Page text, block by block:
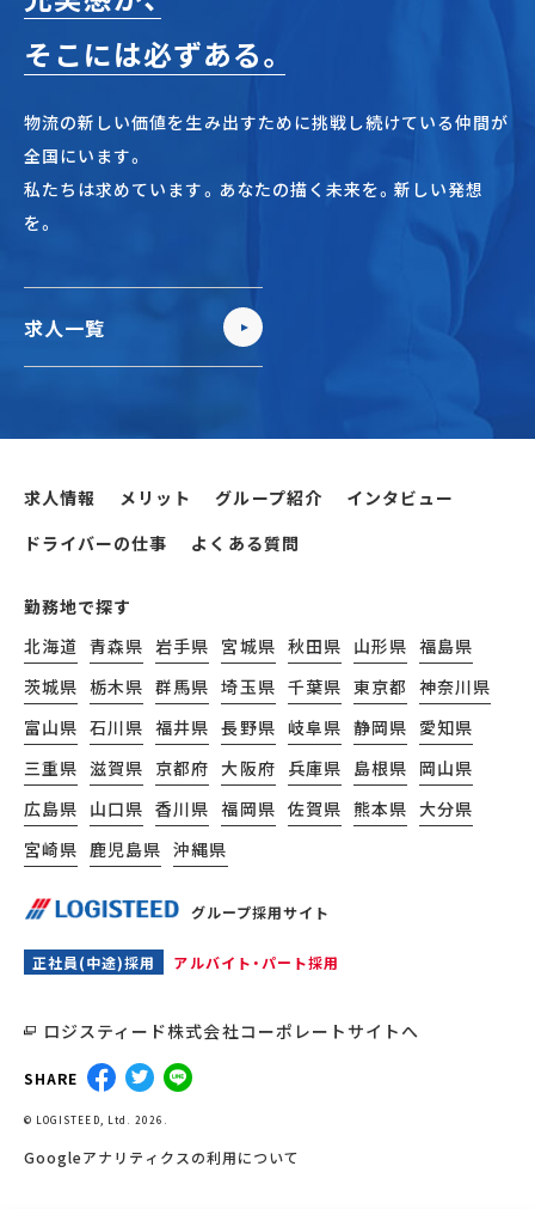
そこには必ずある。
物流の新しい価値を生み出すために挑戦し続けている仲間が
全国にいます。
私たちは求めています。あなたの描く未来を。新しい発想
を。
求人一覧
グループ採用サイト
正社員(中途)採用 アルバイト・パート採用
ロジスティード株式会社コーポレートサイトへ
SHARE
© LOGISTEED, Ltd. 2026.
Googleアナリティクスの利用について
求人情報 メリット グループ紹介
インタビュー
ドライバーの仕事
よくある質問
勤務地で探す
北海道 青森県 岩手県 宮城県 秋田県 山形県 福島県
茨城県 栃木県 群馬県 埼玉県 千葉県 東京都 神奈川県
富山県 石川県 福井県 長野県 岐阜県 静岡県 愛知県
三重県 滋賀県 京都府 大阪府 兵庫県 島根県 岡山県
広島県 山口県 香川県 福岡県 佐賀県 熊本県 大分県
宮崎県 鹿児島県 沖縄県